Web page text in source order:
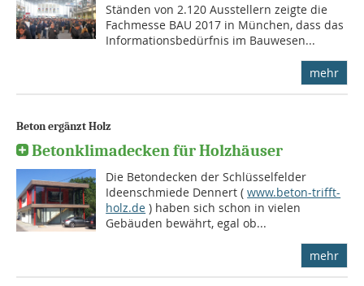
Ständen von 2.120 Ausstellern zeigte die
Fachmesse BAU 2017 in München, dass das
Informationsbedürfnis im Bauwesen...
mehr
Beton ergänzt Holz
Betonklimadecken für Holzhäuser
Die Betondecken der Schlüsselfelder
Ideenschmiede Dennert (www.beton-trifft-
holz.de ) haben sich schon in vielen
Gebäuden bewährt, egal ob...
mehr